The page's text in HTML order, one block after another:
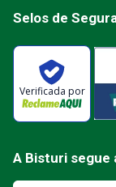
Selos de
Verificada por
A Bisturi segue